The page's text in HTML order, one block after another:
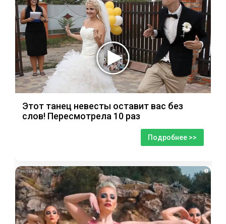
Этот танец невесты оставит вас без
слов! Пересмотрела 10 раз
Подробнее >>
i